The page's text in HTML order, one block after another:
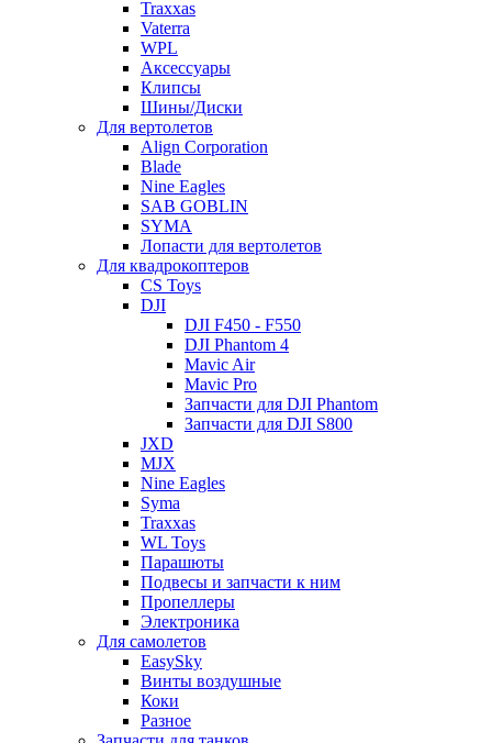
Traxxas
Vaterra
WPL
Аксессуары
Клипсы
Шины/Диски
Для вертолетов
Align Corporation
Blade
Nine Eagles
SAB GOBLIN
SYMA
Лопасти для вертолетов
Для квадрокоптеров
CS Toys
DJI
DJI F450 - F550
DJI Phantom 4
Mavic Air
Mavic Pro
Запчасти для DJI Phantom
Запчасти для DJI S800
JXD
MJX
Nine Eagles
Syma
Traxxas
WL Toys
Парашюты
Подвесы и запчасти к ним
Пропеллеры
Электроника
Для самолетов
EasySky
Винты воздушные
Коки
Разное